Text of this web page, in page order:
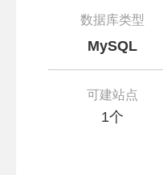
数据库类型
MySQL
可建站点
1个